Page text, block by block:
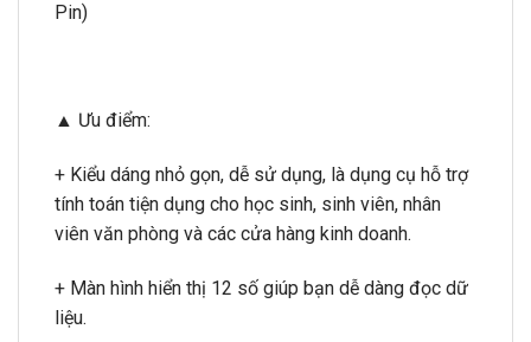
Pin)
▲ Ưu điểm:
+ Kiểu dáng nhỏ gọn, dễ sử dụng, là dụng cụ hỗ trợ
tính toán tiện dụng cho học sinh, sinh viên, nhân
viên văn phòng và các cửa hàng kinh doanh.
+ Màn hình hiển thị 12 số giúp bạn dễ dàng đọc dữ
liệu.